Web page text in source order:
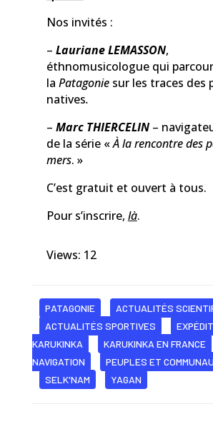
Nos invités :
– Lauriane LEMASSON,
éthnomusicologue qui
la Patagoniesur les traces des
natives.
– Marc THIERCELIN–
de la série «À la rencontre des
mers. »
C’est gratuit et ouvert à tous.
Pour s’inscrire, là.
Views: 12
PATAGONIE
ACTUALITÉS
ACTUALITÉS SPORTIVES
KARUKINKA
KARUKINKA EN FRANCE
NAVIGATION
PEUPLES ET
SELK'NAM
YAGAN